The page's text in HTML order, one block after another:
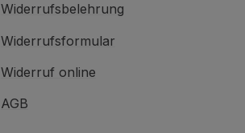
Widerrufsbelehrung
Widerrufsformular
Widerruf online
AGB